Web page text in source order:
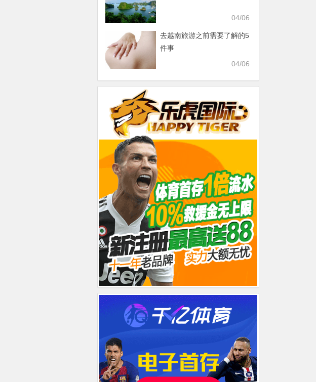
04/06
去越南旅游之前需要了解的5
件事
04/06